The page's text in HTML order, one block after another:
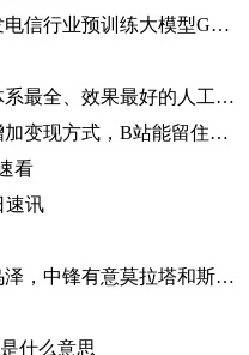
天天看点：科大国创：公司研发电信行业预训练大模型GC-TeleGPT 现已在电信智能客服等领域实现落地应用
我国已形成世界上规模最大、体系最全、效果最好的人工影响天气作业力量
天天资讯：取消播放量显示、增加变现方式，B站能留住UP主吗？
看
速讯
迪马济奥：米兰仍在求购楚克乌泽，中锋有意莫拉塔和斯卡马卡-全球新资讯
什么意思